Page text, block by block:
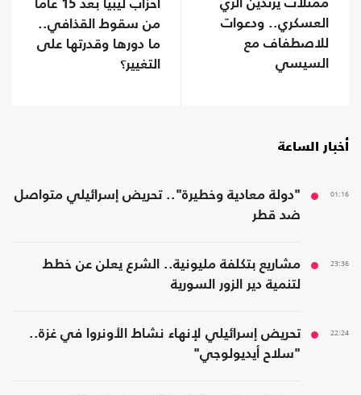
ممثلات يرتدين الزي
العسكري.. ودعوات
للاصطفاف مع
السيسي
أحزاب ليبيا بعد 15 عاما
من سقوط القذافي..
ما دورها وقدرتها على
التغيير؟
أخبار الساعة
01:16
"دولة معادية وخطيرة".. تحريض إسرائيلي متواصل
ضد قطر
23:36
مشاريع بتكلفة مليونية.. الشرع يعلن عن خطط
لتنمية دير الزور السورية
22:24
تحريض إسرائيلي لإنهاء نشاط الأونروا في غزة..
"سلاح أيديولوجي"